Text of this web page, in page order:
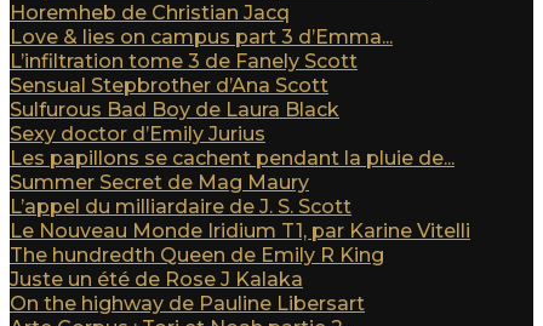
Horemheb de Christian Jacq
Love & lies on campus part 3 d’Emma...
L’infiltration tome 3 de Fanely Scott
Sensual Stepbrother d’Ana Scott
Sulfurous Bad Boy de Laura Black
Sexy doctor d’Emily Jurius
Les papillons se cachent pendant la pluie de...
Summer Secret de Mag Maury
L’appel du milliardaire de J. S. Scott
Le Nouveau Monde Iridium T1, par Karine Vitelli
The hundredth Queen de Emily R King
Juste un été de Rose J Kalaka
On the highway de Pauline Libersart